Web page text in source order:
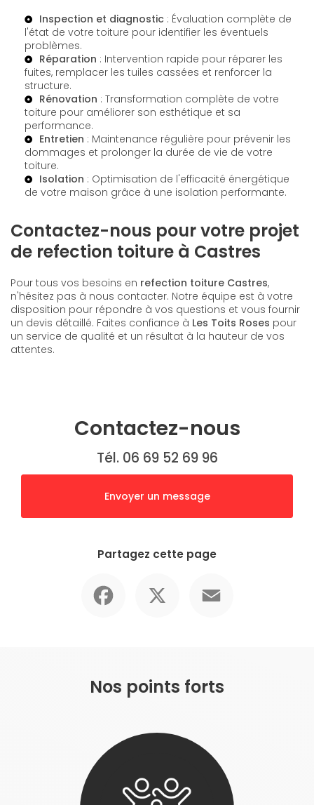
Inspection et diagnostic : Évaluation complète de
l'état de votre toiture pour identifier les éventuels
problèmes.
Réparation : Intervention rapide pour réparer les
fuites, remplacer les tuiles cassées et renforcer la
structure.
Rénovation : Transformation complète de votre
toiture pour améliorer son esthétique et sa
performance.
Entretien : Maintenance régulière pour prévenir les
dommages et prolonger la durée de vie de votre
toiture.
Isolation : Optimisation de l'efficacité énergétique
de votre maison grâce à une isolation performante.
Contactez-nous pour votre projet
de refection toiture à Castres
Pour tous vos besoins en refection toiture Castres,
n'hésitez pas à nous contacter. Notre équipe est à votre
disposition pour répondre à vos questions et vous fournir
un devis détaillé. Faites confiance à Les Toits Roses pour
un service de qualité et un résultat à la hauteur de vos
attentes.
Contactez-nous
Tél. 06 69 52 69 96
Envoyer un message
Partagez cette page
Nos points forts